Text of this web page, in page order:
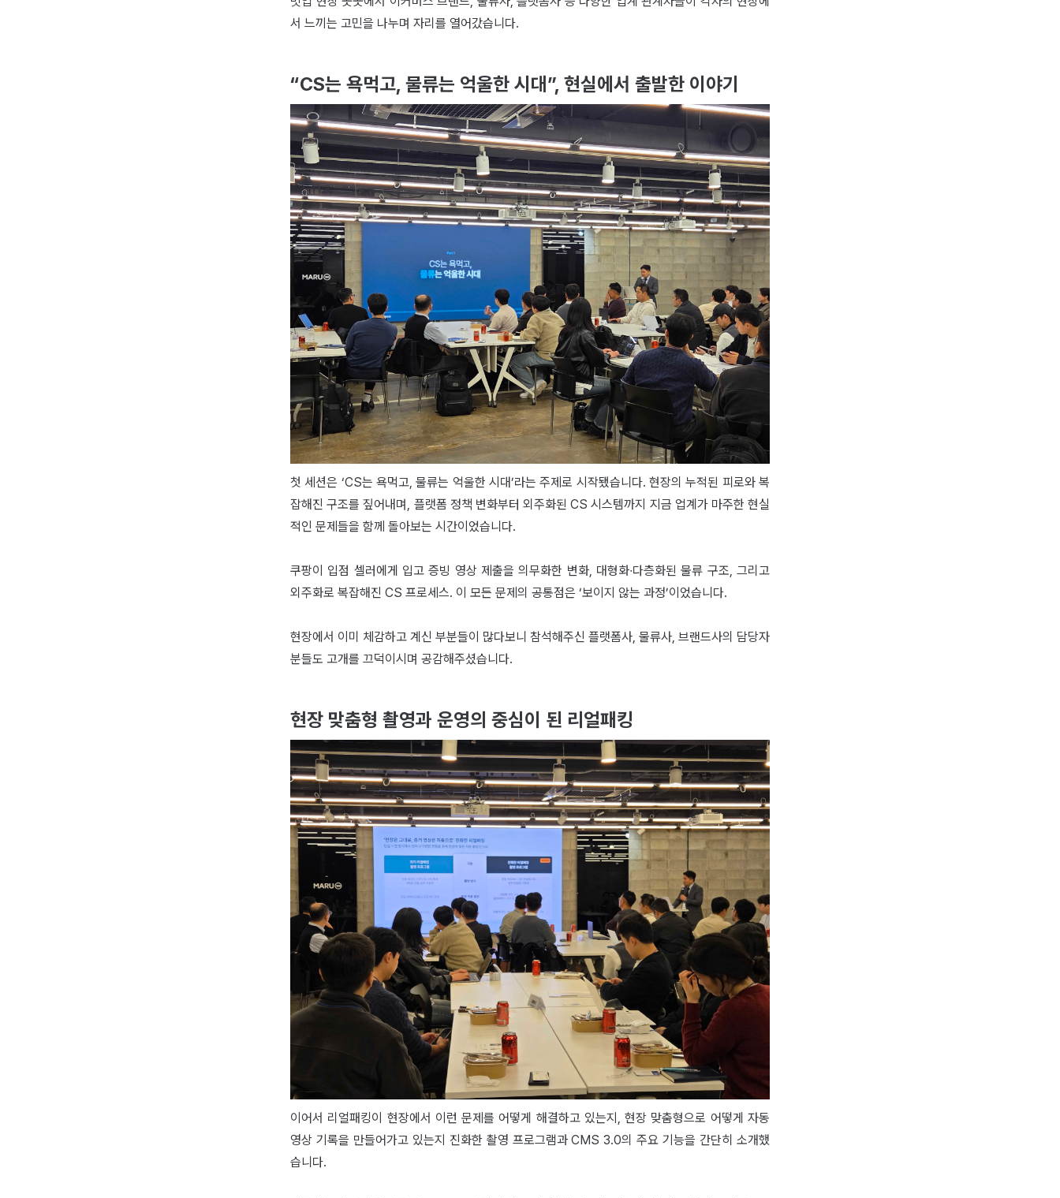
서 느끼는 고민을 나누며 자리를 열어갔습니다.
“CS는 욕먹고, 물류는 억울한 시대”, 현실에서 출발한 이야기
첫 세션은 ‘CS는 욕먹고, 물류는 억울한 시대’라는 주제로 시작됐습니다. 현장의 누적된 피로와 복
잡해진 구조를 짚어내며, 플랫폼 정책 변화부터 외주화된 CS 시스템까지 지금 업계가 마주한 현실
적인 문제들을 함께 돌아보는 시간이었습니다.
쿠팡이 입점 셀러에게 입고 증빙 영상 제출을 의무화한 변화, 대형화∙다층화된 물류 구조, 그리고
외주화로 복잡해진 CS 프로세스. 이 모든 문제의 공통점은 ‘보이지 않는 과정’이었습니다.
현장에서 이미 체감하고 계신 부분들이 많다보니 참석해주신 플랫폼사, 물류사, 브랜드사의 담당자
분들도 고개를 끄덕이시며 공감해주셨습니다.
현장 맞춤형 촬영과 운영의 중심이 된 리얼패킹
이어서 리얼패킹이 현장에서 이런 문제를 어떻게 해결하고 있는지, 현장 맞춤형으로 어떻게 자동
영상 기록을 만들어가고 있는지 진화한 촬영 프로그램과 CMS 3.0의 주요 기능을 간단히 소개했
습니다.